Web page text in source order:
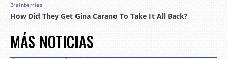
MÁS NOTICIAS